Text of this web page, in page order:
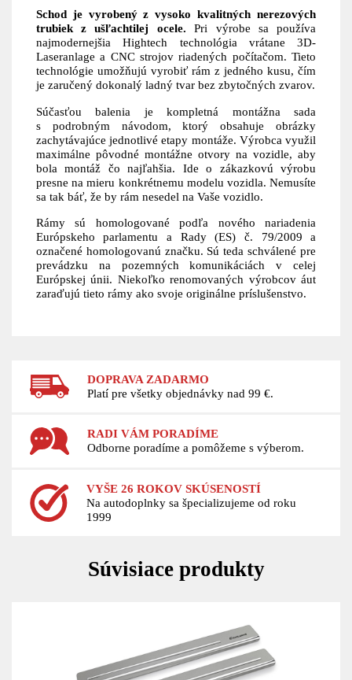
Schod je vyrobený z vysoko kvalitných nerezových
trubiek z ušľachtilej ocele. Pri výrobe sa používa
najmodernejšia Hightech technológia vrátane 3D-
Laseranlage a CNC strojov riadených počítačom. Tieto
technológie umožňujú vyrobiť rám z jedného kusu, čím
je zaručený dokonalý ladný tvar bez zbytočných zvarov.
Súčasťou balenia je kompletná montážna sada
s podrobným návodom, ktorý obsahuje obrázky
zachytávajúce jednotlivé etapy montáže. Výrobca využil
maximálne pôvodné montážne otvory na vozidle, aby
bola montáž čo najľahšia. Ide o zákazkovú výrobu
presne na mieru konkrétnemu modelu vozidla. Nemusíte
sa tak báť, že by rám nesedel na Vaše vozidlo.
Rámy sú homologované podľa nového nariadenia
Európskeho parlamentu a Rady (ES) č. 79/2009 a
označené homologovanú značku. Sú teda schválené pre
prevádzku na pozemných komunikáciách v celej
Európskej únii. Niekoľko renomovaných výrobcov áut
zaraďujú tieto rámy ako svoje originálne príslušenstvo.
DOPRAVA ZADARMO
Platí pre všetky objednávky nad 99 €.
RADI VÁM PORADÍME
Odborne poradíme a pomôžeme s výberom.
VYŠE 26 ROKOV SKÚSENOSTÍ
Na autodoplnky sa špecializujeme od roku
1999
Súvisiace produkty